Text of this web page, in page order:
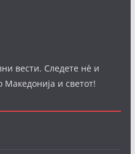
вести. Следете нè и
Македонија и светот!